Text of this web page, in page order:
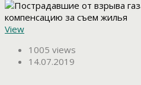
View
1005 views
14.07.2019